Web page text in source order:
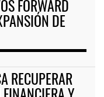
FORWARD
DE
RECUPERAR